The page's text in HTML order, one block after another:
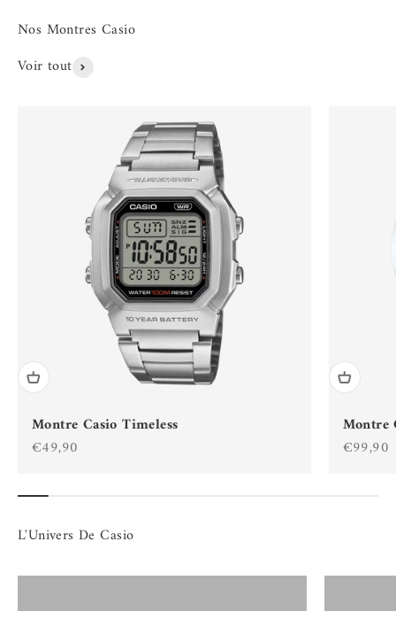
Voir tout
Montre Casio Timeless
Prix de vente
€49,90
Montre
Prix de
€99,90